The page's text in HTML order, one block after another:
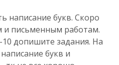
написание букв. Скоро
и письменным работам.
10 допишите задания. На
букв и